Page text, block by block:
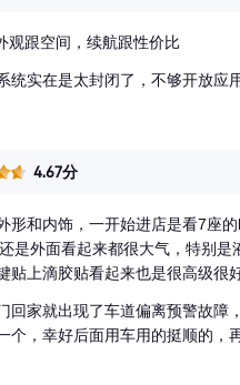
观跟空间，续航跟性价比
统实在是太封闭了，不够开放应
4.67分
形和内饰，一开始进店是看7座
是外面看起来都很大气，特别
贴上滴胶贴看起来也是很高级
不系安全带，车子就无法行驶，
用的，虽然整车摄像头数量不
像头，很好的保护了车身安全
回家就出现了车道偏离预警故
个，幸好后面用车用的挺顺的